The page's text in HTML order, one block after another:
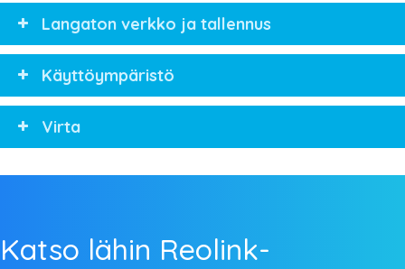
Langaton verkko ja tallennus
Käyttöympäristö
Virta
Katso lähin Reolink-